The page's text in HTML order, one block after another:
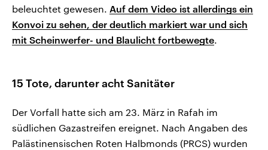
beleuchtet gewesen. Auf dem Video ist allerdings ein
Konvoi zu sehen, der deutlich markiert war und sich
mit Scheinwerfer- und Blaulicht fortbewegte.
15 Tote, darunter acht Sanitäter
Der Vorfall hatte sich am 23. März in Rafah im
südlichen Gazastreifen ereignet. Nach Angaben des
Palästinensischen Roten Halbmonds (PRCS) wurden